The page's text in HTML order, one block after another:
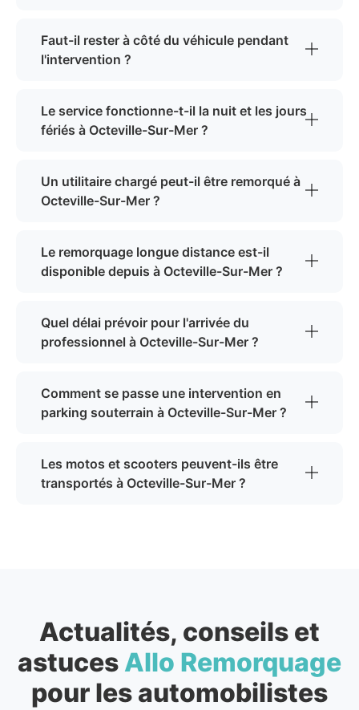
Faut-il rester à côté du véhicule pendant
l'intervention ?
Le service fonctionne-t-il la nuit et les jours
fériés à Octeville-Sur-Mer ?
Un utilitaire chargé peut-il être remorqué à
Octeville-Sur-Mer ?
Le remorquage longue distance est-il
disponible depuis à Octeville-Sur-Mer ?
Quel délai prévoir pour l'arrivée du
professionnel à Octeville-Sur-Mer ?
Comment se passe une intervention en
parking souterrain à Octeville-Sur-Mer ?
Les motos et scooters peuvent-ils être
transportés à Octeville-Sur-Mer ?
Actualités, conseils et
astuces Allo Remorquage
pour les automobilistes